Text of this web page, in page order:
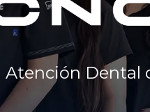
Atención Dental